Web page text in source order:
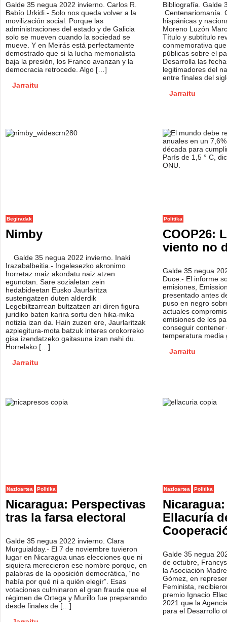
Galde 35 negua 2022 invierno. Carlos R.
Babío Urkidi.- Solo nos queda volver a la
movilización social. Porque las
administraciones del estado y de Galicia
solo se mueven cuando la sociedad se
mueve. Y en Meirás está perfectamente
demostrado que si la lucha memorialista
baja la presión, los Franco avanzan y la
democracia retrocede. Algo […]
Jarraitu
Bibliografía. Galde
Centenariomanía.
hispánicas y
Moreno Luzón
Título y subtítulo
conmemorativa
públicas sobre el
Desarrolla las
legitimadores del
entre finales del
Jarraitu
Begiradak
Nimby
Galde 35 negua 2022 invierno. Inaki
Irazabalbeitia.- Ingelesezko akronimo
horretaz maiz akordatu naiz atzen
egunotan. Sare sozialetan zein
hedabideetan Eusko Jaurlaritza
sustengatzen duten alderdik
Legebiltzarrean bultzatzen ari diren figura
juridiko baten karira sortu den hika-mika
notizia izan da. Hain zuzen ere, Jaurlaritzak
azpiegitura-mota batzuk interes orokorreko
gisa izendatzeko gaitasuna izan nahi du.
Horrelako […]
Jarraitu
Politika
COOP26:
viento no
Galde 35 negua
Duce.- El informe
emisiones,
presentado antes
puso en negro
actuales
emisiones de los
conseguir contener
temperatura
Jarraitu
Nazioartea Politika
Nicaragua: Perspectivas
tras la farsa electoral
Galde 35 negua 2022 invierno. Clara
Murguialday.- El 7 de noviembre tuvieron
lugar en Nicaragua unas elecciones que ni
siquiera merecieron ese nombre porque, en
palabras de la oposición democrática, “no
había por qué ni a quién elegir”. Esas
votaciones culminaron el gran fraude que el
régimen de Ortega y Murillo fue preparando
desde finales de […]
Nazioartea Politika
Ellacuría
Galde 35 negua
de octubre,
la Asociación
Gómez, en
Feminista,
premio Ignacio
2021 que la
para el Desarrollo